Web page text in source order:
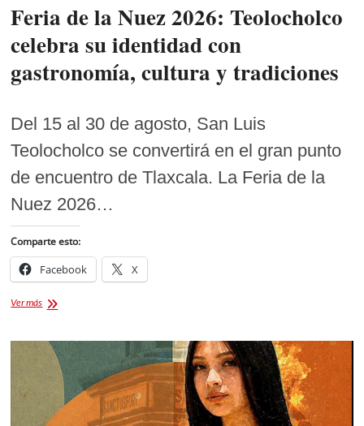
Feria de la Nuez 2026: Teolocholco
celebra su identidad con
gastronomía, cultura y tradiciones
Del 15 al 30 de agosto, San Luis
Teolocholco se convertirá en el gran punto
de encuentro de Tlaxcala. La Feria de la
Nuez 2026…
Comparte esto:
Facebook X
Ver másFeria
Nuez
2026:
Teolocholco
celebra
identidad